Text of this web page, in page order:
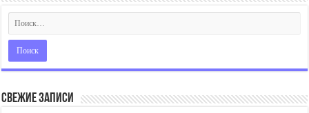
Свежие записи